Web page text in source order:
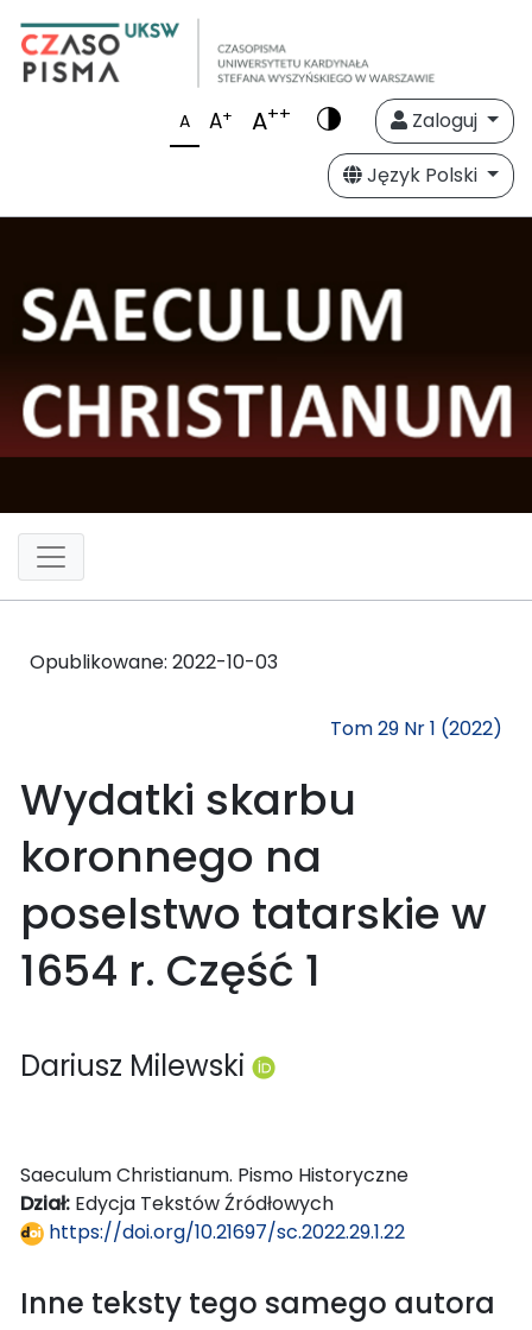
A A+ A++
Zaloguj
Język Polski
Opublikowane: 2022-10-03
Tom 29 Nr 1 (2022)
Wydatki skarbu
koronnego na
poselstwo tatarskie w
1654 r. Część 1
Dariusz Milewski
Saeculum Christianum. Pismo Historyczne
Dział: Edycja Tekstów Źródłowych
https://doi.org/10.21697/sc.2022.29.1.22
Inne teksty tego samego autora